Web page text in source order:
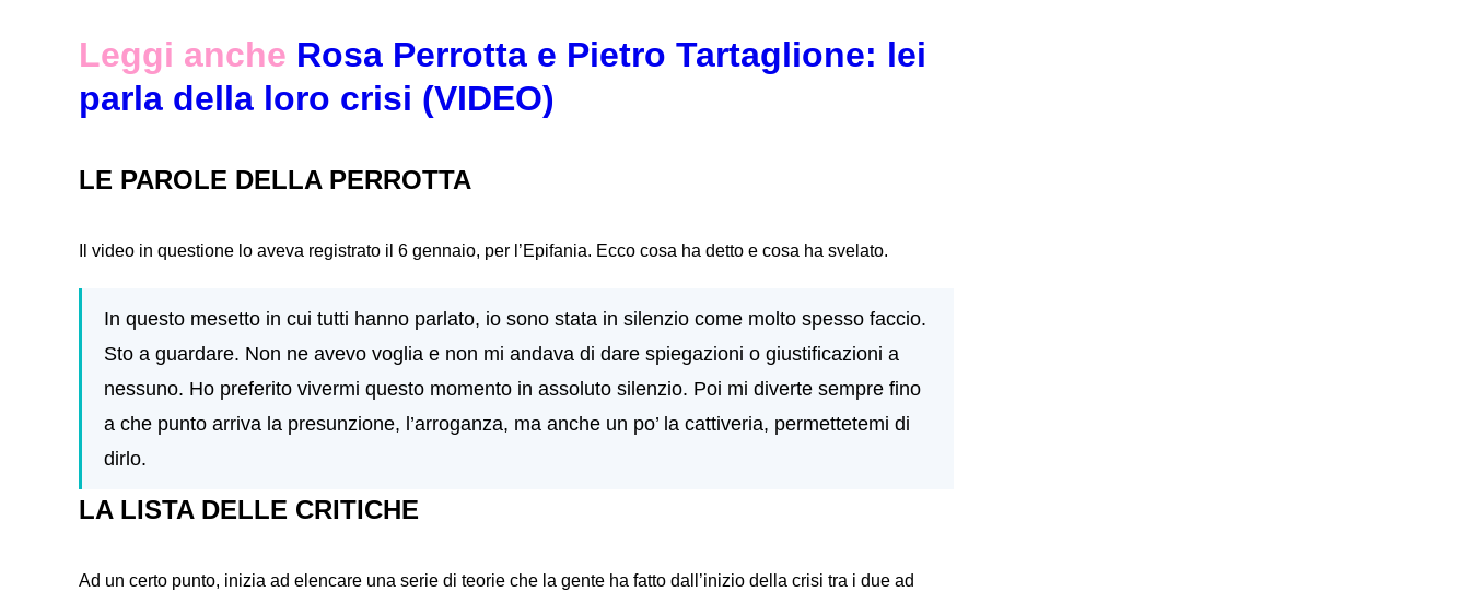
Leggi anche Rosa Perrotta e Pietro Tartaglione: lei
parla della loro crisi (VIDEO)
LE PAROLE DELLA PERROTTA
Il video in questione lo aveva registrato il 6 gennaio, per l’Epifania. Ecco cosa ha detto e cosa ha svelato.
In questo mesetto in cui tutti hanno parlato, io sono stata in silenzio come molto spesso faccio.
Sto a guardare. Non ne avevo voglia e non mi andava di dare spiegazioni o giustificazioni a
nessuno. Ho preferito vivermi questo momento in assoluto silenzio. Poi mi diverte sempre fino
a che punto arriva la presunzione, l’arroganza, ma anche un po’ la cattiveria, permettetemi di
dirlo.
LA LISTA DELLE CRITICHE
Ad un certo punto, inizia ad elencare una serie di teorie che la gente ha fatto dall’inizio della crisi tra i due ad